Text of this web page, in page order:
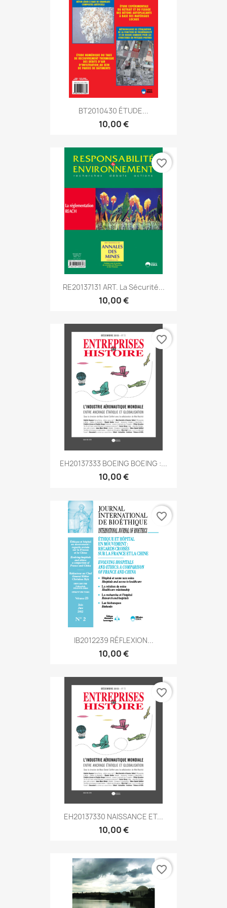
BT2010430 ÉTUDE...
10,00 €
RE20137131 ART. La Sécurité...
10,00 €
favorite_border
EH20137333 BOEING BOEING :...
10,00 €
favorite_border
IB2012239 RÉFLEXION...
10,00 €
favorite_border
EH20137330 NAISSANCE ET...
10,00 €
favorite_border
favorite_border